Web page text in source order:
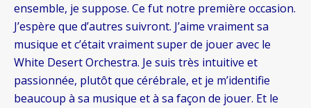
ensemble, je suppose. Ce fut notre première occasion.
J’espère que d’autres suivront. J’aime vraiment sa
musique et c’était vraiment super de jouer avec le
White Desert Orchestra. Je suis très intuitive et
passionnée, plutôt que cérébrale, et je m’identifie
beaucoup à sa musique et à sa façon de jouer. Et le